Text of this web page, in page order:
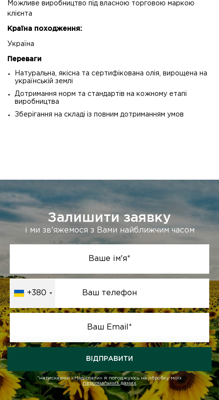
Можливе виробництво під власною торговою маркою
клієнта
Країна походження:
Україна
Переваги
Натуральна, якісна та сертифікована олія, вирощена на
українській землі
Дотримання норм та стандартів на кожному етапі
виробництва
Зберігання на складі із повним дотриманням умов
Залишити заявку
і ми зв'яжемося з Вами найближчим часом
Ваше ім'я*
+380 Ваш телефон
Ваш Email*
ВІДПРАВИТИ
*натискаючи «Надіслати» я погоджуюсь на обробку моїх
персональних даних